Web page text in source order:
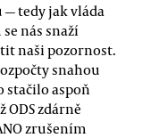
— tedy jak vláda
nás snaží
naši pozornost.
snahou
stačilo aspoň
zdárně
zrušením